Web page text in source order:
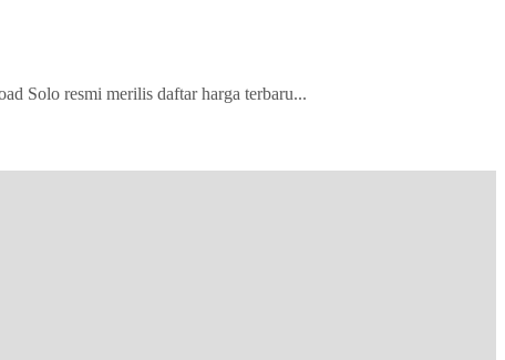
Solo resmi merilis daftar harga terbaru...